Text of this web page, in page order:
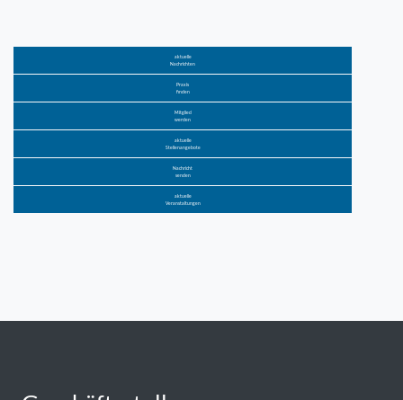
aktuelle
Nachrichten
Praxis
finden
Mitglied
werden
aktuelle
Stellenangebote
Nachricht
senden
aktuelle
Veranstaltungen